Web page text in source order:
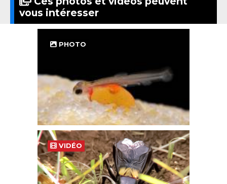
vous intéresser
PHOTO
VIDÉO